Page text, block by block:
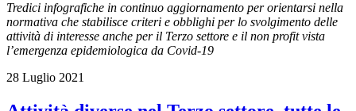
Tredici infografiche in continuo aggiornamento per orientarsi nella
normativa che stabilisce criteri e obblighi per lo svolgimento delle
attività di interesse anche per il Terzo settore e il non profit vista
l’emergenza epidemiologica da Covid-19
28 Luglio 2021